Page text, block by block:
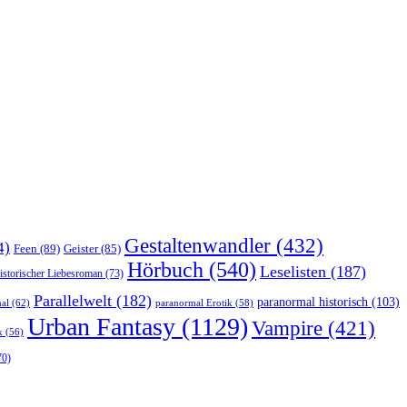
Feen (89) Geister(85) Gestaltenwandler (432)
Liebesroman (73) Hörbuch (540) Leselisten (187)
(62) Parallelwelt (182) paranormal Erotik (58) paranormal historisch (103)
(56) Urban Fantasy (1129) Vampire (421)